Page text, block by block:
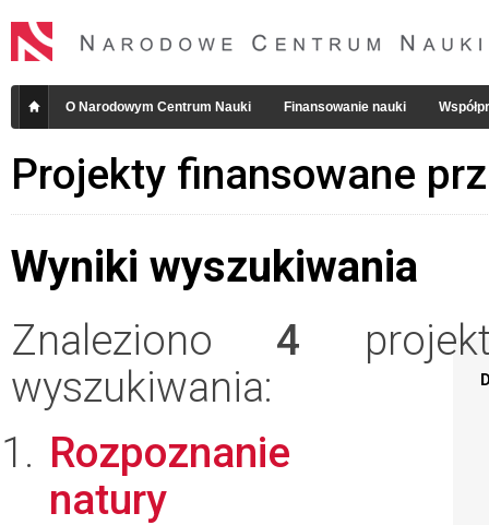
O Narodowym Centrum Nauki Finansowanie nauki
Projekty finansowane
Wyniki wyszukiwania
Znaleziono 4
wyszukiwania:
Rozpoznanie
natury